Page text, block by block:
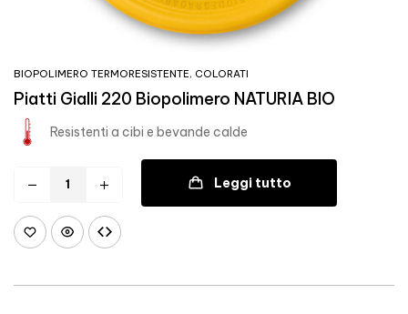
BIOPOLIMERO TERMORESISTENTE, COLORATI
Piatti Gialli 220 Biopolimero NATURIA BIO
Resistenti a cibi e bevande calde
Leggi tutto